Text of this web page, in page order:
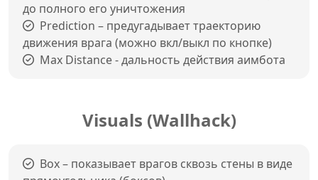
до полного его уничтожения
Prediction – предугадывает траекторию
движения врага (можно вкл/выкл по кнопке)
Max Distance - дальность действия аимбота
Visuals (Wallhack)
Box – показывает врагов сквозь стены в виде